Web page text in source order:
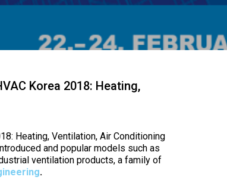
Korea 2018: Heating,
Heating, Ventilation, Air Conditioning
and popular models such as
ventilation products, a family of
.